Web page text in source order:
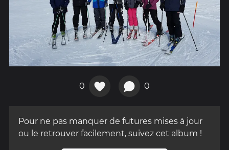
0 0
Pour ne pas manquer de futures mises à jour
ou le retrouver facilement, suivez cet album !